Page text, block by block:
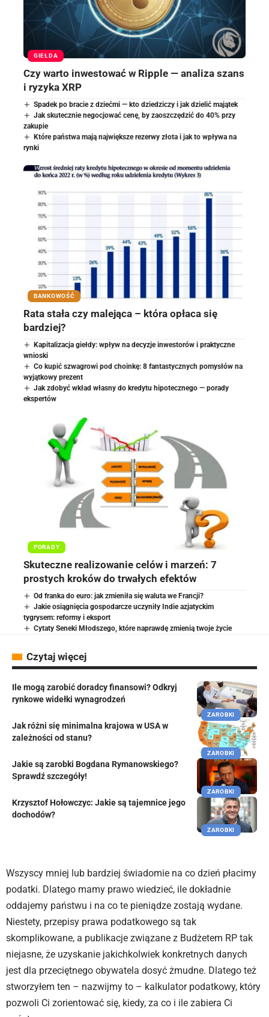
GIEŁDA
Czy warto inwestować w Ripple — analiza szans
i ryzyka XRP
Spadek po bracie z dziećmi — kto dziedziczy i jak dzielić majątek
Jak skutecznie negocjować cenę, by zaoszczędzić do 40% przy
zakupie
Które państwa mają największe rezerwy złota i jak to wpływa na
rynki
BANKOWOŚĆ
Rata stała czy malejąca – która opłaca się
bardziej?
Kapitalizacja giełdy: wpływ na decyzje inwestorów i praktyczne
wnioski
Co kupić szwagrowi pod choinkę: 8 fantastycznych pomysłów na
wyjątkowy prezent
Jak zdobyć wkład własny do kredytu hipotecznego — porady
ekspertów
PORADY
Skuteczne realizowanie celów i marzeń: 7
prostych kroków do trwałych efektów
Od franka do euro: jak zmieniła się waluta we Francji?
Jakie osiągnięcia gospodarcze uczyniły Indie azjatyckim
tygrysem: reformy i eksport
Cytaty Seneki Młodszego, które naprawdę zmienią twoje życie
Czytaj więcej
ZAROBKI
Ile mogą zarobić doradcy finansowi? Odkryj
rynkowe widełki wynagrodzeń
ZAROBKI
Jak różni się minimalna krajowa w USA w
zależności od stanu?
ZAROBKI
Jakie są zarobki Bogdana Rymanowskiego?
Sprawdź szczegóły!
ZAROBKI
Krzysztof Hołowczyc: Jakie są tajemnice jego
dochodów?
Wszyscy mniej lub bardziej świadomie na co dzień płacimy
podatki. Dlatego mamy prawo wiedzieć, ile dokładnie
oddajemy państwu i na co te pieniądze zostają wydane.
Niestety, przepisy prawa podatkowego są tak
skomplikowane, a publikacje związane z Budżetem RP tak
niejasne, że uzyskanie jakichkolwiek konkretnych danych
jest dla przeciętnego obywatela dosyć żmudne. Dlatego też
stworzyłem ten – nazwijmy to – kalkulator podatkowy, który
pozwoli Ci zorientować się, kiedy, za co i ile zabiera Ci